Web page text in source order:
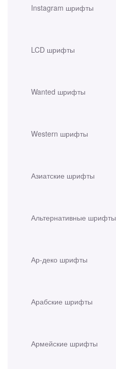
Instagram шрифты
LCD шрифты
Wanted шрифты
Western шрифты
Азиатские шрифты
Альтернативные шрифты
Ар-деко шрифты
Арабские шрифты
Армейские шрифты